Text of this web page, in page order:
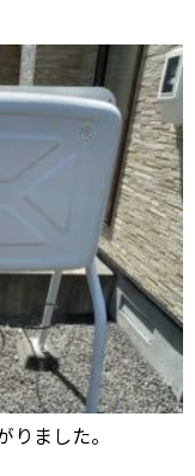
ました。